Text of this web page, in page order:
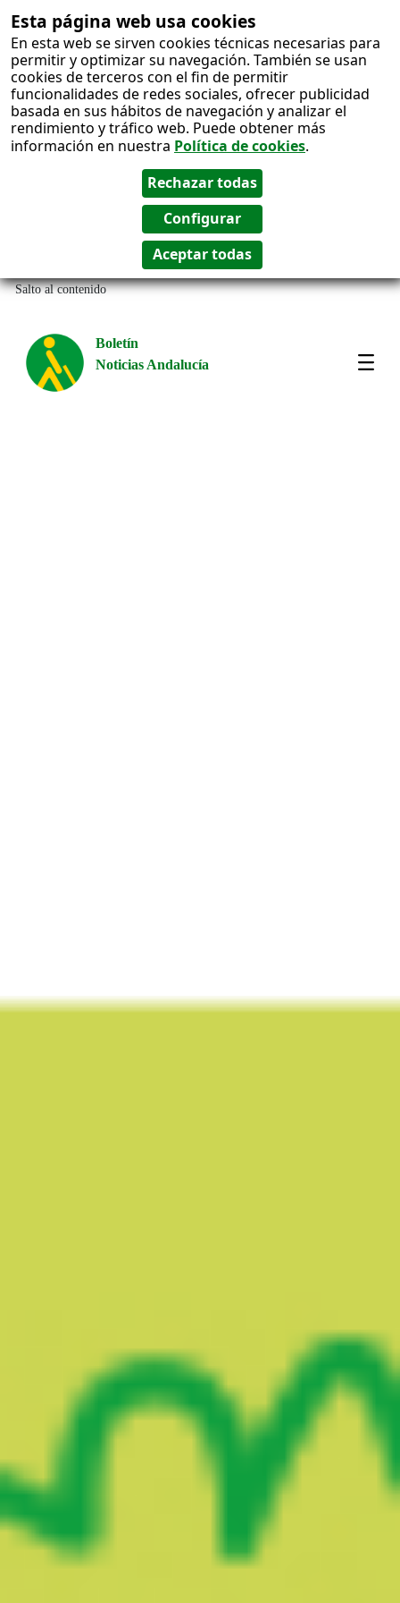
Esta página web usa cookies
En esta web se sirven cookies técnicas necesarias para
permitir y optimizar su navegación. También se usan
cookies de terceros con el fin de permitir
funcionalidades de redes sociales, ofrecer publicidad
basada en sus hábitos de navegación y analizar el
rendimiento y tráfico web. Puede obtener más
información en nuestra Política de cookies.
Salto al contenido
Boletín
Noticias Andalucía